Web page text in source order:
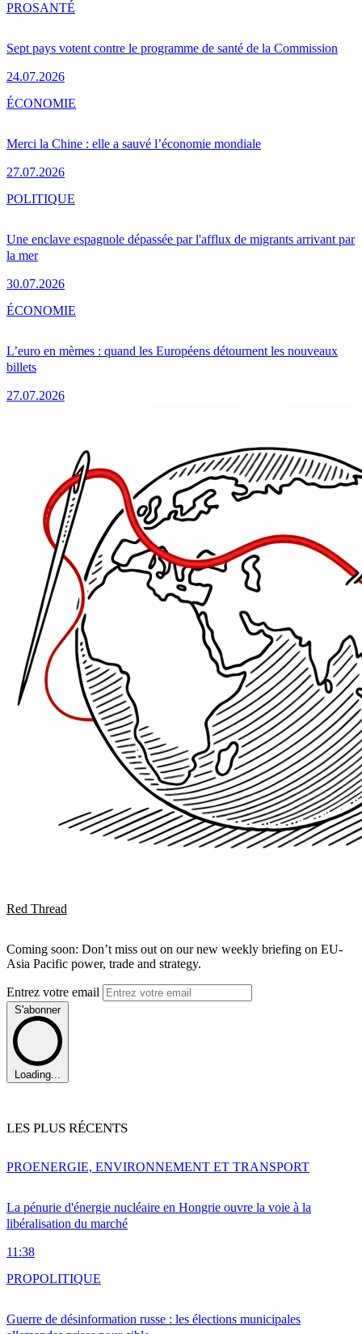
Sept pays votent contre le programme de santé de la Commission
24.07.2026
PROSANTÉ
Merci la Chine : elle a sauvé l’économie mondiale
27.07.2026
ÉCONOMIE
Une enclave espagnole dépassée par l'afflux de migrants arrivant par
la mer
30.07.2026
POLITIQUE
L’euro en mèmes : quand les Européens détournent les nouveaux
billets
27.07.2026
ÉCONOMIE
Red Thread
Coming soon: Don’t miss out on our new weekly briefing on EU-
Asia Pacific power, trade and strategy.
Entrez votre email
S'abonner
Loading...
LES PLUS RÉCENTS
La pénurie d'énergie nucléaire en Hongrie ouvre la voie à la
libéralisation du marché
11:38
PROENERGIE, ENVIRONNEMENT ET TRANSPORT
Guerre de désinformation russe : les élections municipales
PROPOLITIQUE